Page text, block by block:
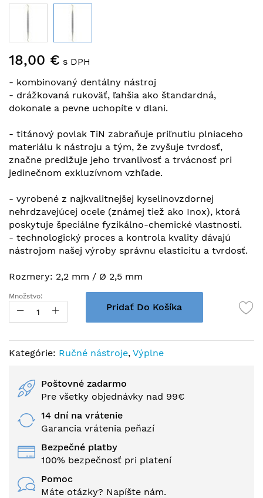
na
galérie
obrázkov
18,00 € s DPH
- kombinovaný dentálny nástroj
- drážkovaná rukoväť, ľahšia ako štandardná,
dokonale a pevne uchopíte v dlani.
- titánový povlak TiN zabraňuje priľnutiu plniaceho
materiálu k nástroju a tým, že zvyšuje tvrdosť,
značne predlžuje jeho trvanlivosť a trvácnosť pri
jedinečnom exkluzívnom vzhľade.
- vyrobené z najkvalitnejšej kyselinovzdornej
nehrdzavejúcej ocele (známej tiež ako Inox), ktorá
poskytuje špeciálne fyzikálno-chemické vlastnosti.
- technologický proces a kontrola kvality dávajú
nástrojom našej výroby správnu elasticitu a tvrdosť.
Rozmery: 2,2 mm / Ø 2,5 mm
Množstvo:
Pridať Do Košíka
Kategórie: Ručné nástroje, Výplne
Poštovné zadarmo
Pre všetky objednávky nad 99€
14 dní na vrátenie
Garancia vrátenia peňazí
Bezpečné platby
100% bezpečnosť pri platení
Pomoc
Máte otázky? Napíšte nám.